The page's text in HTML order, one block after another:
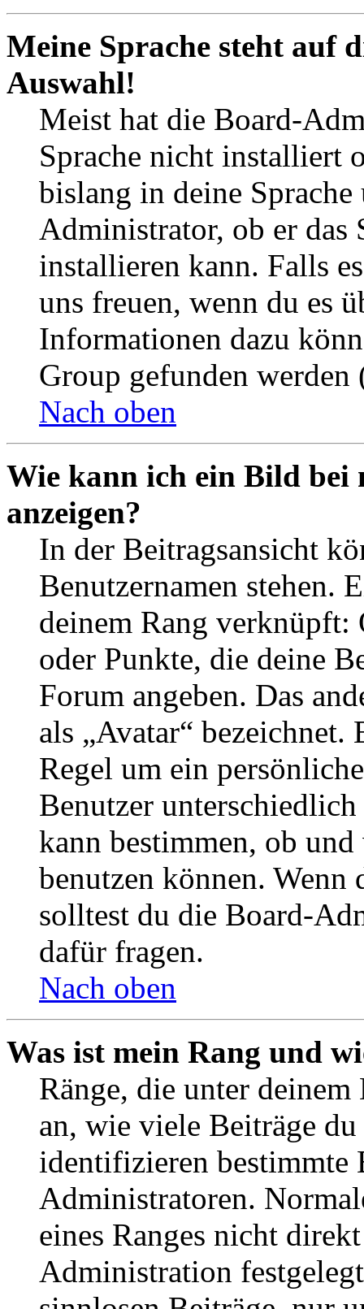
Meine Sprache steht auf
Auswahl!
Meist hat die Board-
Sprache nicht installiert
bislang in deine
Administrator, ob er das
installieren kann. Falls
uns freuen, wenn du es
Informationen dazu
Group gefunden
Nach oben
Wie kann ich ein Bild bei
anzeigen?
In der Beitragsansicht
Benutzernamen stehen.
deinem Rang verknüpft:
oder Punkte, die deine
Forum angeben. Das
als „Avatar“
Regel um ein
Benutzer
kann bestimmen, ob
benutzen können. Wenn
solltest du die Board-
dafür fragen.
Nach oben
Was ist mein Rang und
Ränge, die unter deinem
an, wie viele Beiträge
identifizieren bestimmte
Administratoren.
eines Ranges nicht
Administration